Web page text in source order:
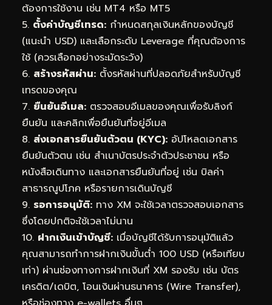
ต้องการใช้งาน เช่น MT4 หรือ MT5
5. ตั้งค่าบัญชีเทรด: กำหนดสกุลเงินหลักของบัญชี
(แนะนำ USD) และเลือกระดับ Leverage ที่คุณต้องการ
ใช้ (ควรเลือกอย่างระมัดระวัง)
6. สร้างรหัสผ่าน: ตั้งรหัสผ่านที่ปลอดภัยสำหรับบัญชี
เทรดของคุณ
7. ยืนยันอีเมล: ตรวจสอบอีเมลของคุณเพื่อรับลิงก์
ยืนยัน และคลิกเพื่อยืนยันที่อยู่อีเมล
8. ส่งเอกสารยืนยันตัวตน (KYC): อัปโหลดเอกสาร
ยืนยันตัวตน เช่น สำเนาบัตรประจำตัวประชาชน หรือ
หนังสือเดินทาง และเอกสารยืนยันที่อยู่ เช่น บิลค่า
สาธารณูปโภค หรือรายการเดินบัญชี
9. รอการอนุมัติ: ทาง XM จะใช้เวลาตรวจสอบเอกสาร
ซึ่งโดยปกติจะใช้เวลาไม่นาน
10. ฝากเงินเข้าบัญชี: เมื่อบัญชีได้รับการอนุมัติแล้ว
คุณสามารถทำการฝากเงินขั้นต่ำ 100 USD (หรือเทียบ
เท่า) ผ่านช่องทางการฝากเงินที่ XM รองรับ เช่น บัตร
เครดิต/เดบิต, โอนเงินผ่านธนาคาร (Wire Transfer),